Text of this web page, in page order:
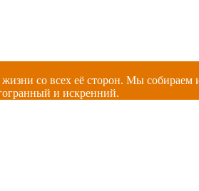
жизни со всех её сторон. Мы
и искренний.